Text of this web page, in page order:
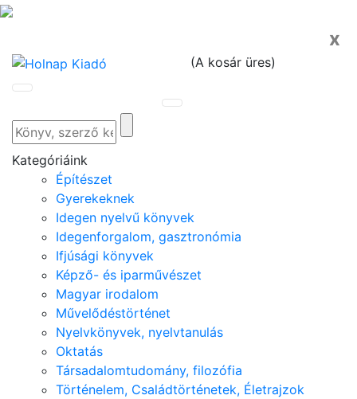
x
(A kosár üres)
Kategóriáink
Építészet
Gyerekeknek
Idegen nyelvű könyvek
Idegenforgalom, gasztronómia
Ifjúsági könyvek
Képző- és iparművészet
Magyar irodalom
Művelődéstörténet
Nyelvkönyvek, nyelvtanulás
Oktatás
Társadalomtudomány, filozófia
Történelem, Családtörténetek, Életrajzok